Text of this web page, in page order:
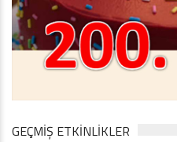
GEÇMİŞ ETKİNLİKLER